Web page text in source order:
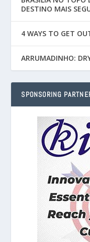
DESTINO MAIS
4 WAYS TO GET
ARRUMADINHO:
SPONSORING